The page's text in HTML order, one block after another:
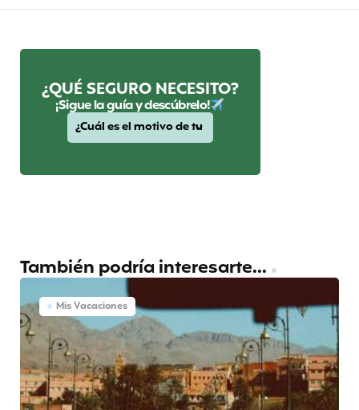
¿QUÉ SEGURO NECESITO?
¡Sigue la guía y descúbrelo!
También podría interesarte...
Mis Vacaciones